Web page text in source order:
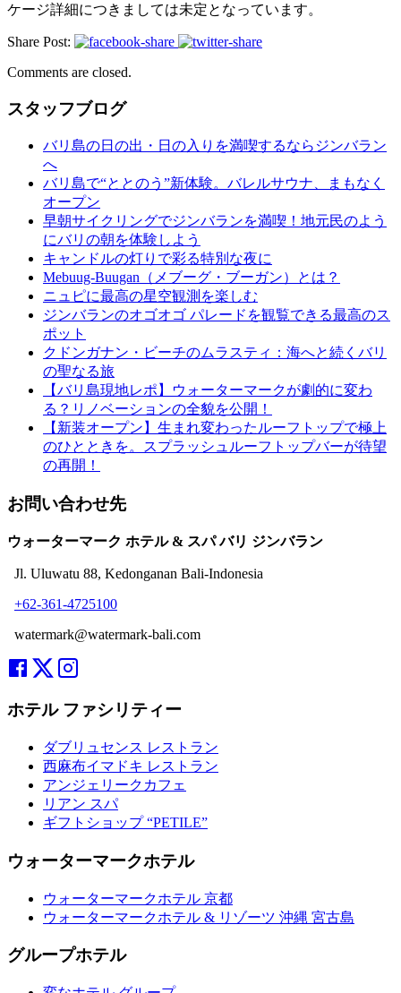
ケージ詳細につきましては未定となっています。
Share Post:
Comments are closed.
スタッフブログ
バリ島の日の出・日の入りを満喫するならジンバラン
へ
バリ島で“ととのう”新体験。バレルサウナ、まもなく
オープン
早朝サイクリングでジンバランを満喫！地元民のよう
にバリの朝を体験しよう
キャンドルの灯りで彩る特別な夜に
Mebuug-Buugan（メブーグ・ブーガン）とは？
ニュピに最高の星空観測を楽しむ
ジンバランのオゴオゴ パレードを観覧できる最高のス
ポット
クドンガナン・ビーチのムラスティ：海へと続くバリ
の聖なる旅
【バリ島現地レポ】ウォーターマークが劇的に変わ
る？リノベーションの全貌を公開！
【新装オープン】生まれ変わったルーフトップで極上
のひとときを。スプラッシュルーフトップバーが待望
の再開！
お問い合わせ先
ウォーターマーク ホテル & スパ バリ ジンバラン
Jl. Uluwatu 88, Kedonganan Bali-Indonesia
+62-361-4725100
watermark@watermark-bali.com
ホテル ファシリティー
ダブリュセンス レストラン
西麻布イマドキ レストラン
アンジェリークカフェ
リアン スパ
ギフトショップ “PETILE”
ウォーターマークホテル
ウォーターマークホテル 京都
ウォーターマークホテル & リゾーツ 沖縄 宮古島
グループホテル